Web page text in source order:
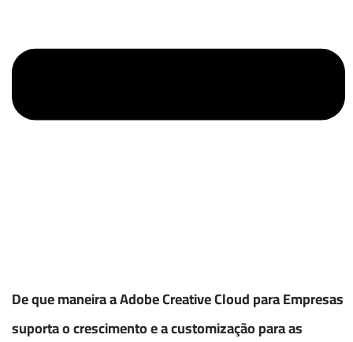
De que maneira a Adobe Creative Cloud para Empresas
suporta o crescimento e a customização para as